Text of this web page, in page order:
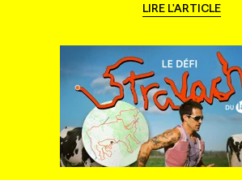
LIRE L'ARTICLE